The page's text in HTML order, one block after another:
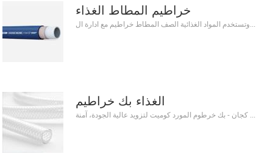
خراطيم المطاط الغذاء
وتستخدم المواد الغذائية الصف المطاط خراطيم مع ادارة ال...
الغذاء بك خراطيم
كجان - بك خرطوم المورد كوميت لتزويد عالية الجودة، آمنة ...